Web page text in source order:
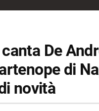
De
di
novità